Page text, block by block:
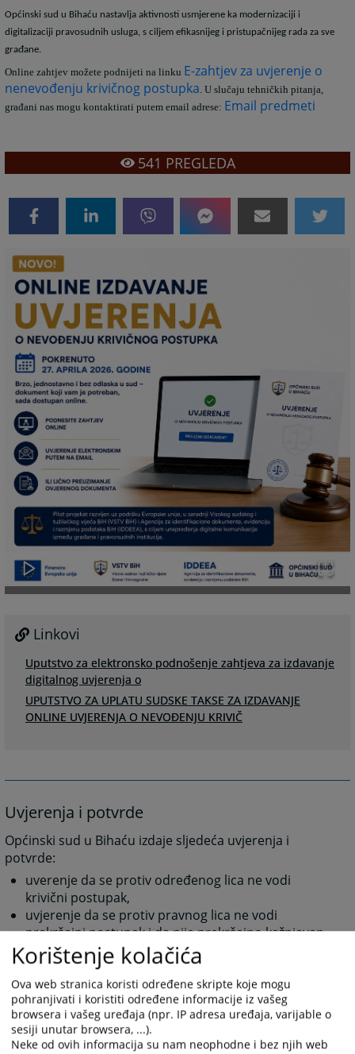
Općinski sud u Bihaću nastavlja aktivnosti usmjerene ka modernizaciji i
digitalizaciji pravosudnih usluga, s ciljem efikasnijeg i pristupačnijeg rada za sve
građane.
Online zahtjev možete podnijeti na linku E-zahtjev za uvjerenje o
nenevođenju krivičnog postupka . U slučaju tehničkih pitanja,
građani nas mogu kontaktirati putem email adrese: Email predmeti
541 PREGLEDA
Linkovi
Uputstvo za elektronsko podnošenje zahtjeva za izdavanje
digitalnog uvjerenja o
UPUTSTVO ZA UPLATU SUDSKE TAKSE ZA IZDAVANJE
ONLINE UVJERENJA O NEVOĐENJU KRIVIČ
Uvjerenja i potvrde
Općinski sud u Bihaću izdaje sljedeća uvjerenja i
potvrde:
uverenje da se protiv određenog lica ne vodi
krivični postupak,
uvjerenje da se protiv pravnog lica ne vodi
prekršajni postupak i da nije prekršajno kažnjavan,
uvjerenje da lice nije lišeno roditeljskog prava,
uverenje da nije vođen postupak lišenja poslovne
sposobnosti,
potvrda da je pokrenut, odnosno da nije pokrenut
bračni spor.
Za izdavanje ovih uvjerenja i potvrda potrebno je
Korištenje kolačića
Ova web stranica koristi određene skripte koje mogu
pohranjivati i koristiti određene informacije iz vašeg
browsera i vašeg uređaja (npr. IP adresa uređaja, varijable o
sesiji unutar browsera, ...).
Neke od ovih informacija su nam neophodne i bez njih web